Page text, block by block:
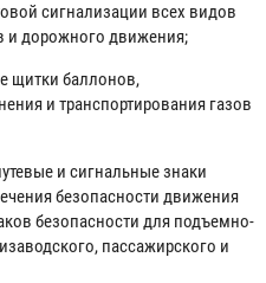
сигнализации всех видов
и дорожного движения;
щитки баллонов,
и транспортирования газов
и сигнальные знаки
безопасности движения
безопасности для подъемно-
пассажирского и